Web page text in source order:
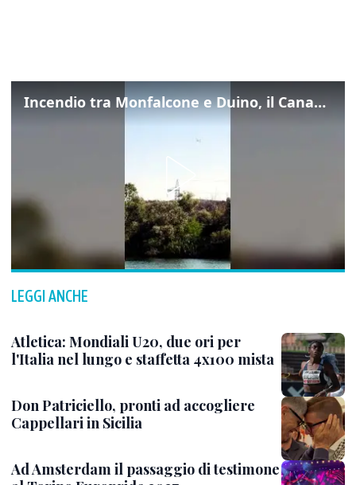
Incendio tra Monfalcone e Duino, il Canadair in azione per fermare le fiamme sul fronte dell’A4
LEGGI ANCHE
Atletica: Mondiali U20, due ori per
l'Italia nel lungo e staffetta 4x100 mista
Don Patriciello, pronti ad accogliere
Cappellari in Sicilia
Ad Amsterdam il passaggio di testimone